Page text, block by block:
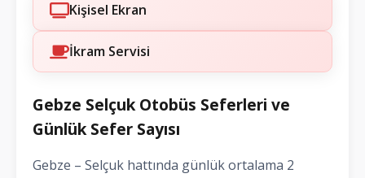
Kişisel Ekran
İkram Servisi
Gebze Selçuk Otobüs Seferleri ve
Günlük Sefer Sayısı
Gebze – Selçuk hattında günlük ortalama 2